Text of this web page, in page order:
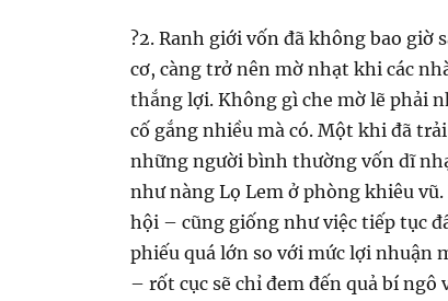
?2. Ranh giới vốn đã không bao giờ
cơ, càng trở nên mờ nhạt khi các
thắng lợi. Không gì che mờ lẽ phải
cố gắng nhiều mà có. Một khi đã
những người bình thường vốn dĩ
như nàng Lọ Lem ở phòng khiêu
hội – cũng giống như việc tiếp tục
phiếu quá lớn so với mức lợi nhuận
– rốt cục sẽ chỉ đem đến quả bí